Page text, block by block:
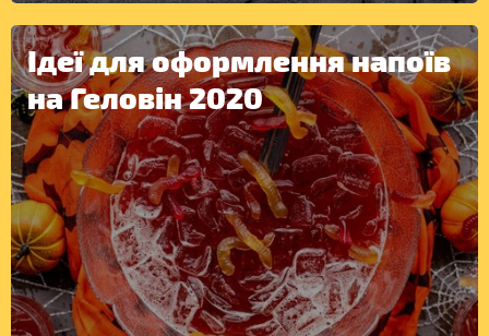
Ідеї для оформлення напоїв
на Геловін 2020